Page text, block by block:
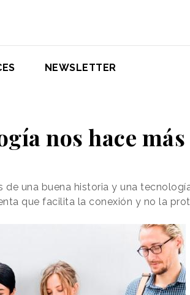
NEWSLETTER
nos hace
una buena historia y una
que facilita la conexión y no la